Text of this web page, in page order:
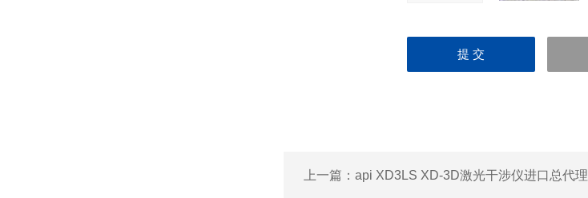
上一篇： api XD3LS XD-3D激光干涉仪进口总代理